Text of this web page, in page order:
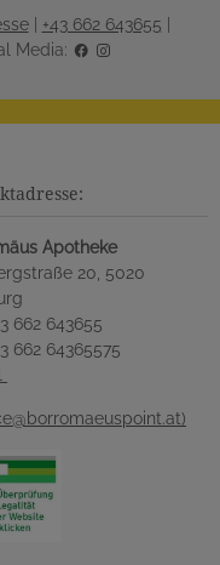
| +43 662 643655
Media:
Apotheke
20, 5020
662 643655
662 64365575